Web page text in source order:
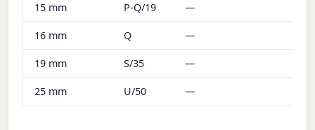
15 mm P-Q/19 —
16 mm Q —
19 mm S/35 —
25 mm U/50 —